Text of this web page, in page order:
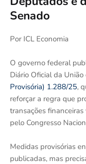
Senado
Por ICL Economia
O governo federal
Diário Oficial da
Provisória) 1.288/25,
reforçar a regra que
transações
pelo Congresso
Medidas provisórias
publicadas, mas